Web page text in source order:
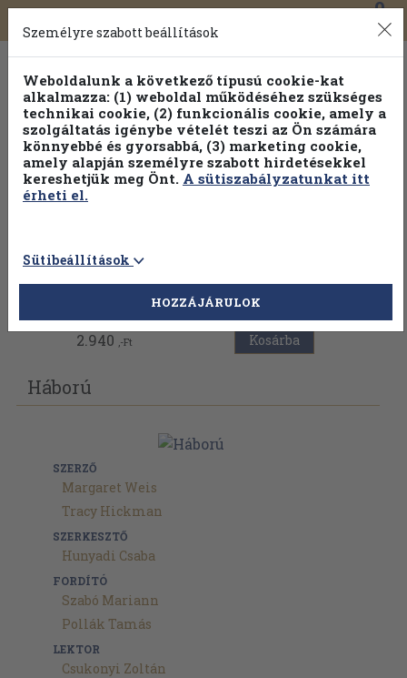
Toggle
navigation
0
Válogasson több mint 1.000.000 kiadványunk közül
100% kedvezménnyel!
Vissza az előző oldalra
2.940 ,-Ft Kosárba
Háború
SZERZŐ
Margaret Weis
Tracy Hickman
SZERKESZTŐ
Hunyadi Csaba
FORDÍTÓ
Szabó Mariann
Pollák Tamás
LEKTOR
Csukonyi Zoltán
Személyre szabott beállítások
Weboldalunk a következő típusú cookie-kat
alkalmazza: (1) weboldal működéséhez szükséges
technikai cookie, (2) funkcionális cookie, amely a
szolgáltatás igénybe vételét teszi az Ön számára
könnyebbé és gyorsabbá, (3) marketing cookie,
amely alapján személyre szabott hirdetésekkel
kereshetjük meg Önt. A sütiszabályzatunkat itt
érheti el.
Sütibeállítások
HOZZÁJÁRULOK